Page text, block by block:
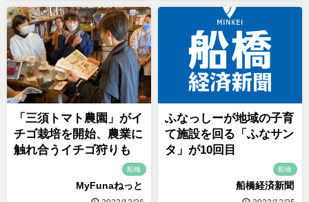
「三須トマト農園」がイ
チゴ栽培を開始、農業に
触れ合うイチゴ狩りも
船橋
MyFunaねっと
ふなっしーが地域の子育
て施設を回る「ふなサン
タ」が10回目
船橋
船橋経済新聞